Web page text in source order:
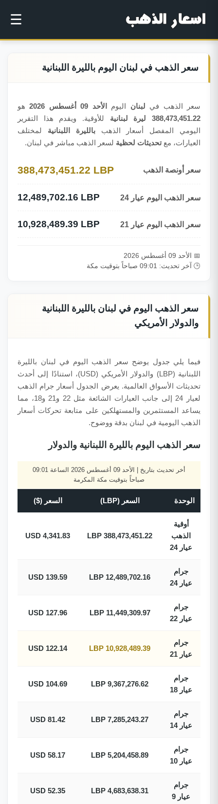
☰
سعر الذهب في لبنان اليوم بالليرة اللبنانية
سعر الذهب في لبنان اليوم الأحد 09 أغسطس 2026
هو
388,473,451.22 ليرة لبنانية
للأوقية. ويقدم هذا التقرير
اليومي المفصل أسعار الذهببالليرة اللبنانية لمختلف
العيارات، معتحديثات لحظية لسعر الذهب مباشر في لبنان.
سعر أونصة الذهب 388,473,451.22 LBP
سعر الذهب اليوم عيار 24 12,489,702.16 LBP
سعر الذهب اليوم عيار 21 10,928,489.39 LBP
📅 الأحد 09 أغسطس 2026
🕒 آخر تحديث: 09:01 صباحاً بتوقيت مكة
سعر الذهب اليوم في لبنان بالليرة اللبنانية
والدولار الأمريكي
فيما يلي جدول يوضح سعر الذهب اليوم في لبنان بالليرة
اللبنانية (LBP) والدولار الأمريكي (USD)، استنادًا إلى أحدث
تحديثات الأسواق العالمية. يعرض الجدول أسعار جرام الذهب
لعيار 24 إلى جانب العيارات الشائعة مثل 22 و21 و18، مما
يساعد المستثمرين والمستهلكين على متابعة تحركات أسعار
الذهب اليومية في لبنان بدقة ووضوح.
سعر الذهب اليوم بالليرة اللبنانية والدولار
أخر تحديث بتاريخ | الأحد 09 أغسطس 2026 الساعة 09:01
صباحاً بتوقيت مكة المكرمة
الوحدة السعر (LBP) السعر ($)
أوقية
الذهب
عيار 24
388,473,451.22 LBP
4,341.83 USD
جرام
عيار 24
12,489,702.16 LBP
139.59 USD
جرام
عيار 22
11,449,309.97 LBP
127.96 USD
جرام
عيار 21
10,928,489.39 LBP
122.14 USD
جرام
عيار 18
9,367,276.62 LBP
104.69 USD
جرام
عيار 14
7,285,243.27 LBP
81.42 USD
جرام
عيار 10
5,204,458.89 LBP
58.17 USD
جرام
عيار 9
4,683,638.31 LBP
52.35 USD